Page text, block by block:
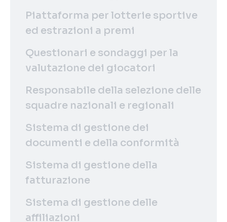
Piattaforma per lotterie sportive
ed estrazioni a premi
Questionari e sondaggi per la
valutazione dei giocatori
Responsabile della selezione delle
squadre nazionali e regionali
Sistema di gestione dei
documenti e della conformità
Sistema di gestione della
fatturazione
Sistema di gestione delle
affiliazioni